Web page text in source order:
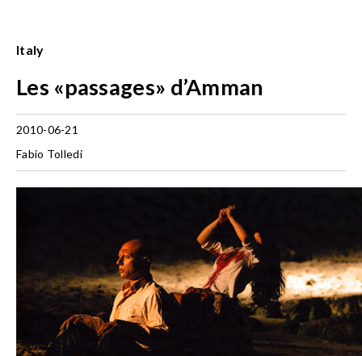
Italy
Les «passages» d’Amman
2010-06-21
Fabio Tolledi